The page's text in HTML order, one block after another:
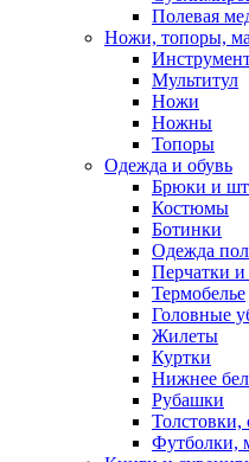
Полевая
Ножи, топоры,
Мультитул
Ножи
Ножны
Топоры
Одежда и обувь
Брюки и
Костюмы
Ботинки
Одежда
Перчатки
Термобелье
Головные
Жилеты
Куртки
Нижнее
Рубашки
Толстовки,
Футболки,